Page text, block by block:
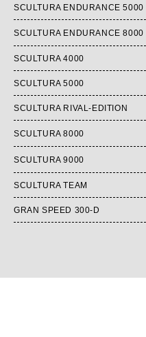
SCULTURA ENDURANCE 5000
SCULTURA ENDURANCE 8000
SCULTURA 4000
SCULTURA 5000
SCULTURA RIVAL-EDITION
SCULTURA 8000
SCULTURA 9000
SCULTURA TEAM
GRAN SPEED 300-D